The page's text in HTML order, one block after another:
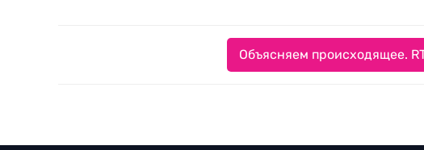
Объясняем происходящее.